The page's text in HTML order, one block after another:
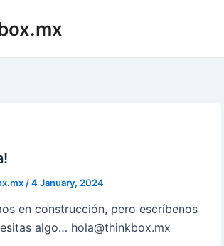
/4 January, 2024
en construcción, pero escríbenos
algo… hola@thinkbox.mx